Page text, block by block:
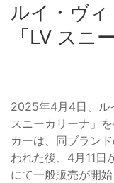
ルイ・ヴ
「LV スニ
2025年4月4日、ル
スニーカリーナ」
カーは、同ブラン
われた後、4月11日
にて一般販売が開始